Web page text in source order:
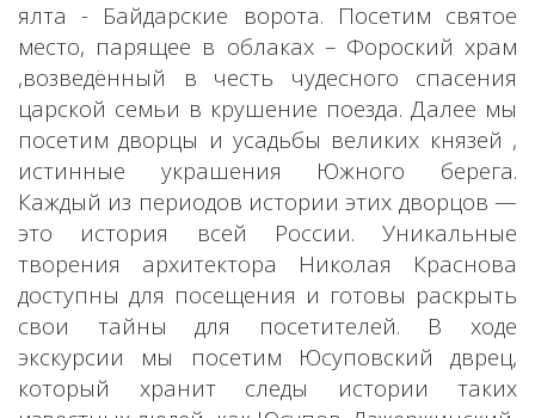
ялта - Байдарские ворота. Посетим святое
место, парящее в облаках – Фороский храм
,возведённый в честь чудесного спасения
царской семьи в крушение поезда. Далее мы
посетим дворцы и усадьбы великих князей ,
истинные украшения Южного берега.
Каждый из периодов истории этих дворцов —
это история всей России. Уникальные
творения архитектора Николая Краснова
доступны для посещения и готовы раскрыть
свои тайны для посетителей. В ходе
экскурсии мы посетим Юсуповский дврец,
который хранит следы истории таких